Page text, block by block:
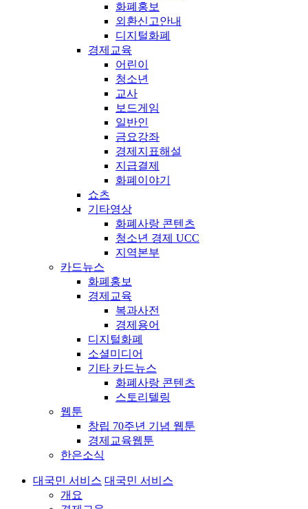
화폐홍보
외환신고안내
디지털화폐
경제교육
어린이
청소년
교사
보드게임
일반인
금요강좌
경제지표해설
지급결제
화폐이야기
쇼츠
기타영상
화폐사랑 콘텐츠
청소년 경제 UCC
지역본부
카드뉴스
화폐홍보
경제교육
복과사전
경제용어
디지털화폐
소셜미디어
기타 카드뉴스
화폐사랑 콘텐츠
스토리텔링
웹툰
창립 70주년 기념 웹툰
경제교육웹툰
한은소식
대국민 서비스 대국민 서비스
개요